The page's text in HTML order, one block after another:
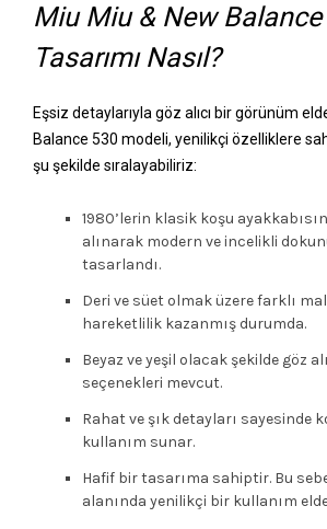
Miu Miu & New
Tasarımı Nasıl?
Eşsiz detaylarıyla göz alıcı bir görünüm
Balance 530 modeli, yenilikçi özelliklere
şu şekilde sıralayabiliriz:
1980’lerin klasik koşu
alınarak modern ve incelikli
tasarlandı.
Deri ve süet olmak üzere farklı
hareketlilik kazanmış durumda.
Beyaz ve yeşil olacak şekilde göz
seçenekleri mevcut.
Rahat ve şık detayları sayesinde
kullanım sunar.
Hafif bir tasarıma sahiptir. Bu
alanında yenilikçi bir kullanım